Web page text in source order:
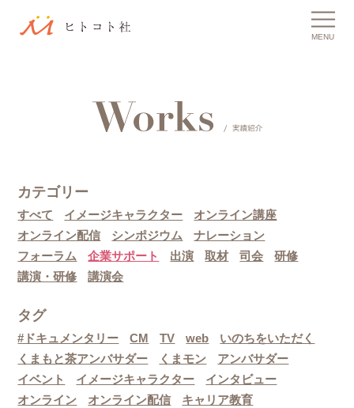
MENU
カテゴリー
すべて イメージキャラクター
オンライン講座
オンライン配信
シンポジウム
ナレーション
フォーラム
企業サポート 出演 取材 司会
研修
講演・研修
講演会
タグ
#ドキュメンタリー CM TV web
いのちをいただく
くまもと茶アンバサダー
くまモン
アンバサダー
イベント
イメージキャラクター
インタビュー
オンライン
オンライン配信
キャリア教育